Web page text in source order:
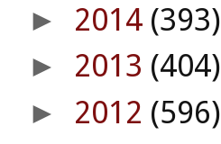
► 2014 (393)
► 2013 (404)
► 2012 (596)